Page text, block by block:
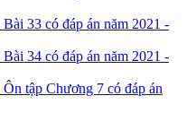
33 có đáp án năm 2021 -
34 có đáp án năm 2021 -
tập Chương 7 có đáp án